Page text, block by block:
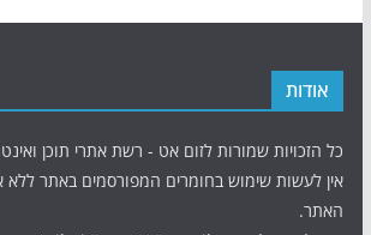
אודות
כל הזכויות שמורות לזום אט - רשת אתרי תוכן
אין לעשות שימוש בחומרים המפורסמים באתר ללא
האתר.